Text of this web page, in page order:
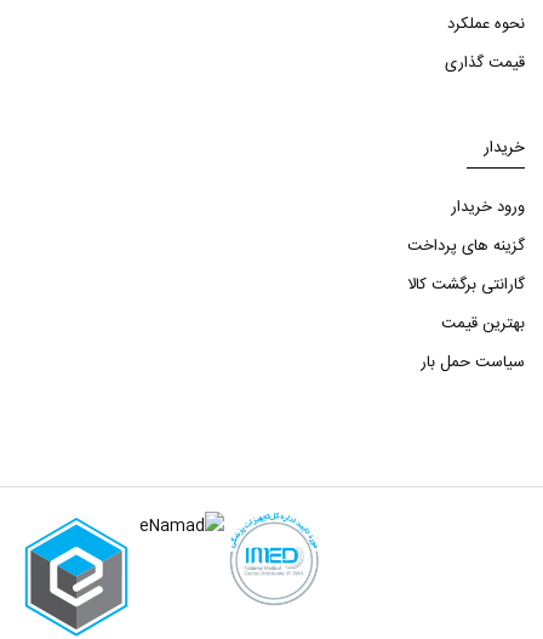
نحوه عملکرد
قیمت گذاری
خریدار
ورود خریدار
گزینه های پرداخت
گارانتی برگشت کالا
بهترین قیمت
سیاست حمل بار